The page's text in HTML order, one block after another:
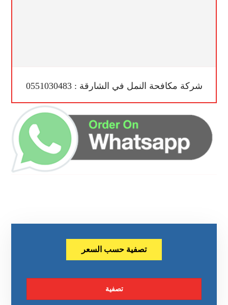
شركة مكافحة النمل في الشارقة : 0551030483
تصفية حسب السعر
تصفية